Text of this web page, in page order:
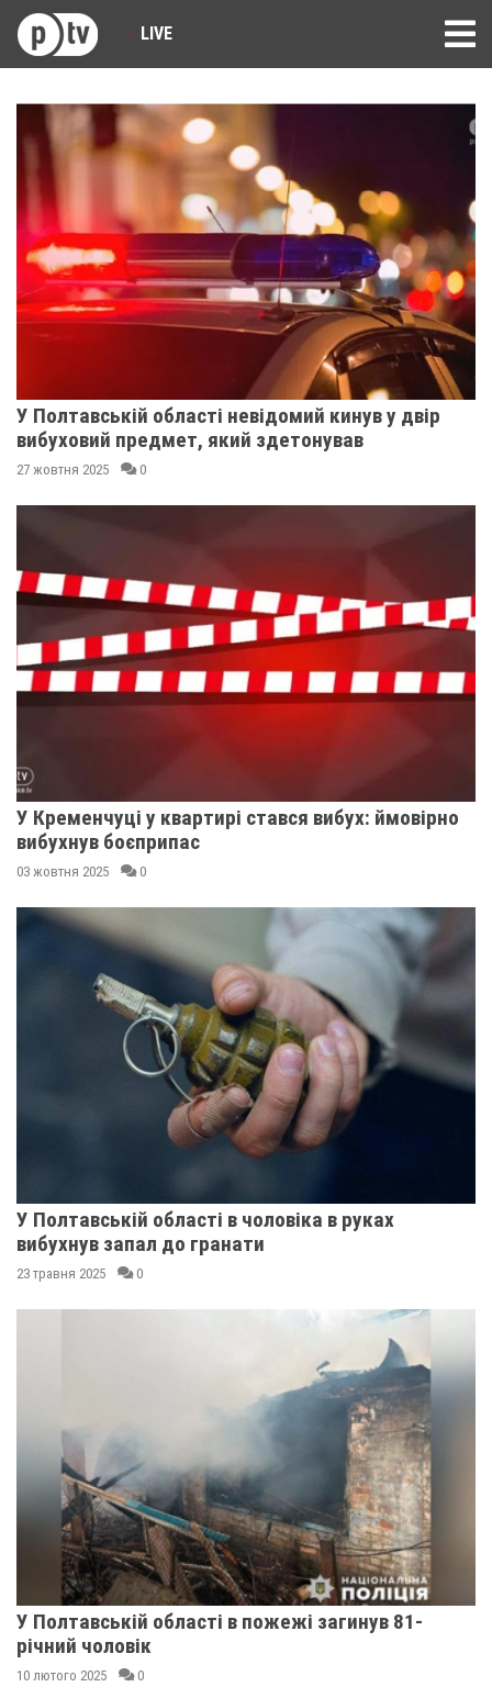
LIVE
У Полтавській області невідомий кинув у двір
вибуховий предмет, який здетонував
27 жовтня 2025 0
У Кременчуці у квартирі стався вибух: ймовірно
вибухнув боєприпас
03 жовтня 2025 0
У Полтавській області в чоловіка в руках
вибухнув запал до гранати
23 травня 2025 0
У Полтавській області в пожежі загинув 81-
річний чоловік
10 лютого 2025 0